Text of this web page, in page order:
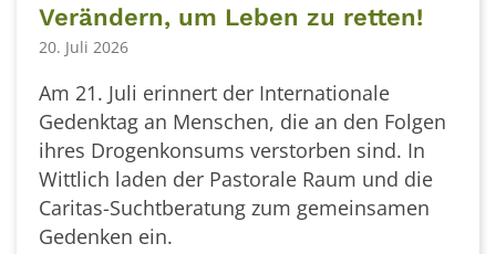
Verändern, um Leben zu retten!
20. Juli 2026
Am 21. Juli erinnert der Internationale
Gedenktag an Menschen, die an den Folgen
ihres Drogenkonsums verstorben sind. In
Wittlich laden der Pastorale Raum und die
Caritas-Suchtberatung zum gemeinsamen
Gedenken ein.